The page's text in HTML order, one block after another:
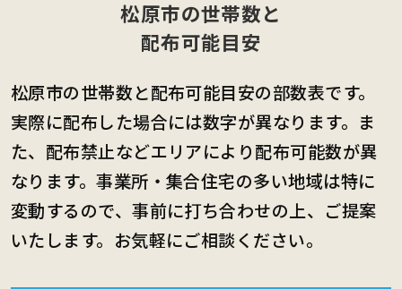
松原市の世帯数と
配布可能目安
松原市の世帯数と配布可能目安の部数表です。
実際に配布した場合には数字が異なります。ま
た、配布禁止などエリアにより配布可能数が異
なります。事業所・集合住宅の多い地域は特に
変動するので、事前に打ち合わせの上、ご提案
いたします。お気軽にご相談ください。